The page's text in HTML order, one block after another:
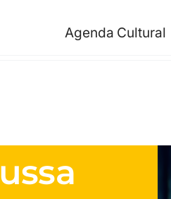
Agenda Cultural